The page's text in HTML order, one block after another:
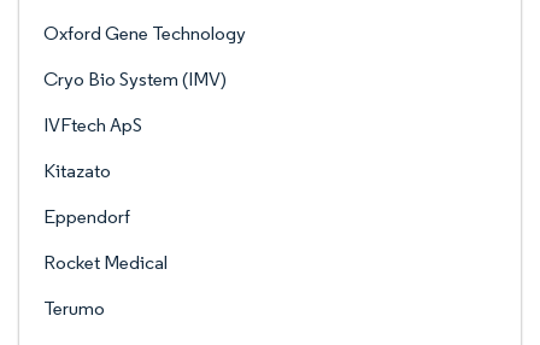
Oxford Gene Technology
Cryo Bio System (IMV)
IVFtech ApS
Kitazato
Eppendorf
Rocket Medical
Terumo